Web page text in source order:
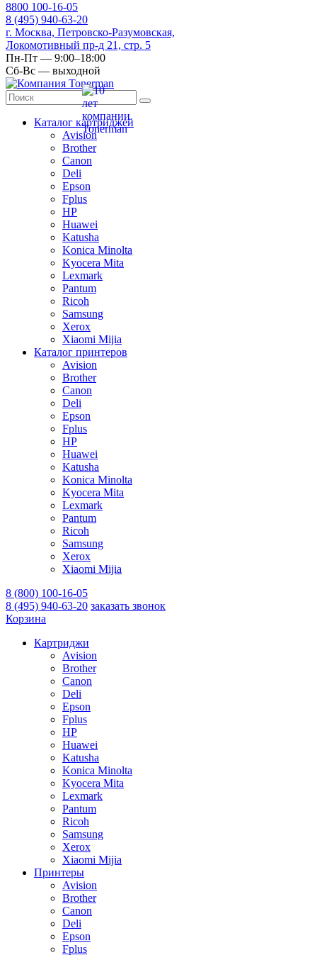
8800 100-16-05
8 (495) 940-63-20
г. Москва, Петровско-Разумовская,
Локомотивный пр-д 21, стр. 5
Пн-Пт — 9:00–18:00
Сб-Вс — выходной
Каталог картриджей
Avision
Brother
Canon
Deli
Epson
Fplus
HP
Huawei
Katusha
Konica Minolta
Kyocera Mita
Lexmark
Pantum
Ricoh
Samsung
Xerox
Xiaomi Mijia
Каталог принтеров
Avision
Brother
Canon
Deli
Epson
Fplus
HP
Huawei
Katusha
Konica Minolta
Kyocera Mita
Lexmark
Pantum
Ricoh
Samsung
Xerox
Xiaomi Mijia
8 (800) 100-16-05
8 (495) 940-63-20 заказать звонок
Корзина
Картриджи
Avision
Brother
Canon
Deli
Epson
Fplus
HP
Huawei
Katusha
Konica Minolta
Kyocera Mita
Lexmark
Pantum
Ricoh
Samsung
Xerox
Xiaomi Mijia
Принтеры
Avision
Brother
Canon
Deli
Epson
Fplus